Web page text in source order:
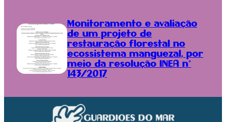
Monitoramento e avaliação
de um projeto de
restauração florestal no
ecossistema manguezal, por
meio da resolução INEA n°
143/2017